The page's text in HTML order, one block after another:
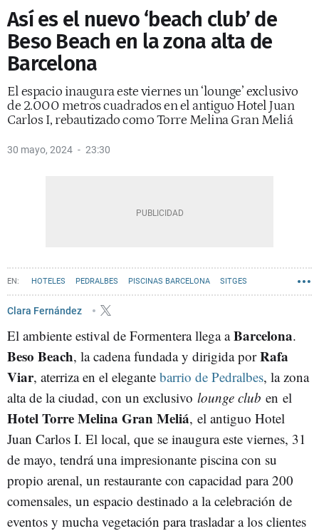
Así es el nuevo ‘beach club’ de
Beso Beach en la zona alta de
Barcelona
El espacio inaugura este viernes un ‘lounge’ exclusivo
de 2.000 metros cuadrados en el antiguo Hotel Juan
Carlos I, rebautizado como Torre Melina Gran Meliá
30 mayo, 2024 23:30
HOTELES PEDRALBES PISCINAS BARCELONA SITGES
Clara Fernández
El ambiente estival de Formentera llega aBarcelona.
Beso Beach, la cadena fundada y dirigida porRafa
Viar, aterriza en el elegante barrio de Pedralbes, la zona
alta de la ciudad, con un exclusivo lounge club en el
Hotel Torre Melina Gran Meliá, el antiguo Hotel
Juan Carlos I. El local, que se inaugura este viernes, 31
de mayo, tendrá una impresionante piscina con su
propio arenal, un restaurante con capacidad para 200
comensales, un espacio destinado a la celebración de
eventos y mucha vegetación para trasladar a los clientes